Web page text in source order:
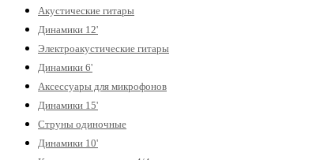
Акустические гитары
Динамики 12'
Электроакустические гитары
Динамики 6'
Аксессуары для микрофонов
Динамики 15'
Струны одиночные
Динамики 10'